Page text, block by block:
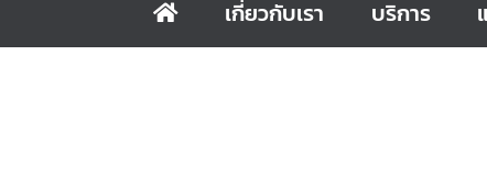
เกี่ยวกับเรา บริการ